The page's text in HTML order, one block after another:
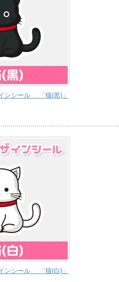
ンシール 「猫(黒)」
ンシール 「猫(白)」